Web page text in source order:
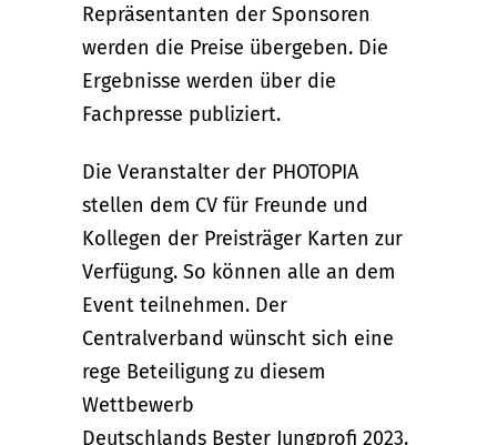
Repräsentanten der Sponsoren
werden die Preise übergeben. Die
Ergebnisse werden über die
Fachpresse publiziert.
Die Veranstalter der PHOTOPIA
stellen dem CV für Freunde und
Kollegen der Preisträger Karten zur
Verfügung. So können alle an dem
Event teilnehmen. Der
Centralverband wünscht sich eine
rege Beteiligung zu diesem
Wettbewerb
Deutschlands Bester Jungprofi 2023.